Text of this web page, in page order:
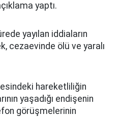
yaptı.
yayılan iddiaların
cezaevinde ölü ve yaralı
hareketliliğin
yaşadığı endişenin
görüşmelerinin